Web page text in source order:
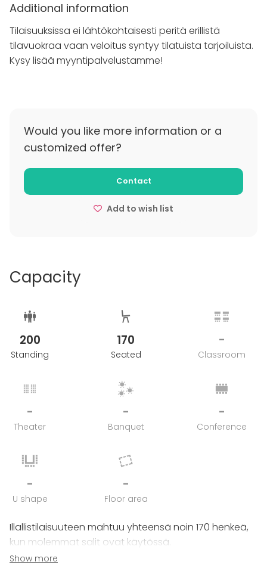
Additional information
Tilaisuuksissa ei lähtökohtaisesti peritä erillistä
tilavuokraa vaan veloitus syntyy tilatuista tarjoiluista.
Kysy lisää myyntipalvelustamme!
Would you like more information or a
customized offer?
Contact
Add to wish list
Capacity
200
Standing
170
Seated
-
Classroom
-
Theater
-
Banquet
-
Conference
-
U shape
-
Floor area
Illallistilaisuuteen mahtuu yhteensä noin 170 henkeä,
kun molemmat salit ovat käytössä.
Show more